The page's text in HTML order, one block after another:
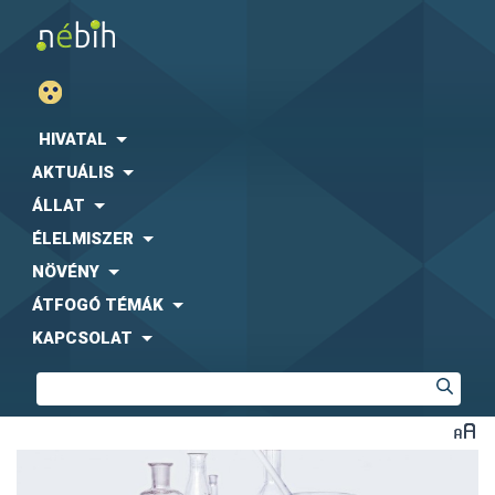
HIVATAL
AKTUÁLIS
ÁLLAT
ÉLELMISZER
NÖVÉNY
ÁTFOGÓ TÉMÁK
KAPCSOLAT